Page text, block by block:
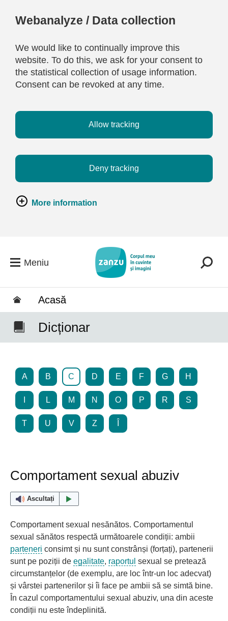
Webanalyze / Data collection
We would like to continually improve this
website. To do this, we ask for your consent to
the statistical collection of usage information.
Consent can be revoked at any time.
Allow tracking
Deny tracking
More information
Meniu
Acasă
Dicționar
A B C D E F G H
L M N O P R S
T U V Z
Comportament sexual abuziv
Ascultați
Comportament sexual nesănătos. Comportamentul
sexual sănătos respectă următoarele condiții: ambii
parteneri consimt și nu sunt constrânși (forțați), partenerii
sunt pe poziții de egalitate, raportul sexual se pretează
circumstanțelor (de exemplu, are loc într-un loc adecvat)
și vârstei partenerilor și îi face pe ambii să se simtă bine.
În cazul comportamentului sexual abuziv, una din aceste
condiții nu este îndeplinită.